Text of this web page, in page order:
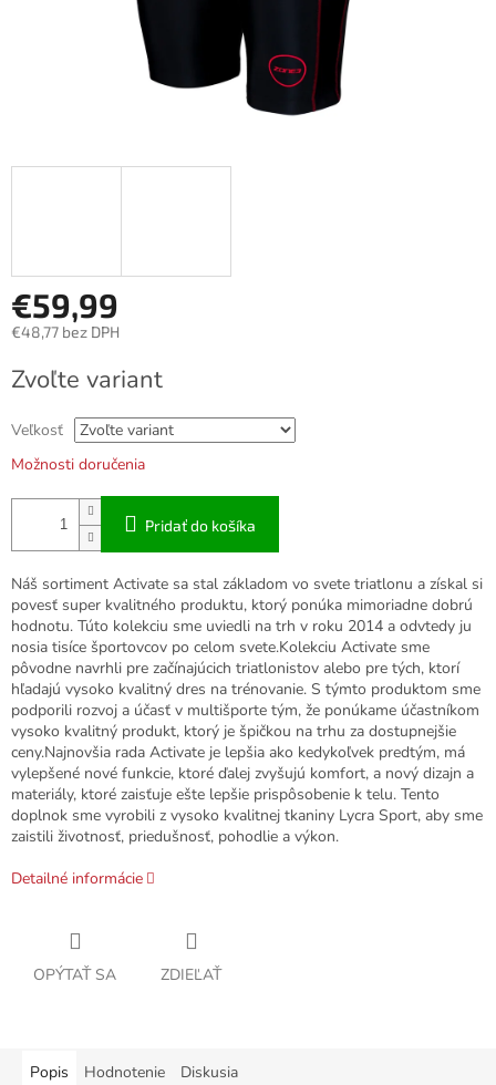
€59,99
€48,77 bez DPH
cena:
Zvoľte variant
Veľkosť
Možnosti doručenia
Pridať do košíka
Náš sortiment Activate sa stal základom vo svete triatlonu a získal si
povesť super kvalitného produktu, ktorý ponúka mimoriadne dobrú
hodnotu. Túto kolekciu sme uviedli na trh v roku 2014 a odvtedy ju
nosia tisíce športovcov po celom svete.Kolekciu Activate sme
pôvodne navrhli pre začínajúcich triatlonistov alebo pre tých, ktorí
hľadajú vysoko kvalitný dres na trénovanie. S týmto produktom sme
podporili rozvoj a účasť v multišporte tým, že ponúkame účastníkom
vysoko kvalitný produkt, ktorý je špičkou na trhu za dostupnejšie
ceny.Najnovšia rada Activate je lepšia ako kedykoľvek predtým, má
vylepšené nové funkcie, ktoré ďalej zvyšujú komfort, a nový dizajn a
materiály, ktoré zaisťuje ešte lepšie prispôsobenie k telu. Tento
doplnok sme vyrobili z vysoko kvalitnej tkaniny Lycra Sport, aby sme
zaistili životnosť, priedušnosť, pohodlie a výkon.
Detailné informácie
OPÝTAŤ SA ZDIEĽAŤ
Popis Hodnotenie Diskusia